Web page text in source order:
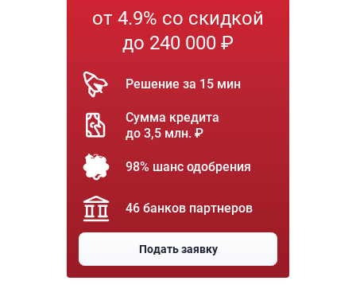
от 4.9% со скидкой
до 240 000 ₽
Решение за 15 мин
Сумма кредита
до 3,5 млн. ₽
98% шанс одобрения
46 банков партнеров
Подать заявку